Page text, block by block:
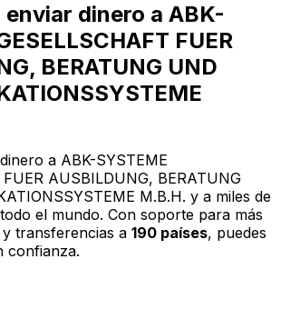
dinero a ABK-
FUER
BERATUNG UND
a ABK-SYSTEME
AUSBILDUNG, BERATUNG
M.B.H. y a miles de
el mundo. Con soporte para más
y transferencias a 190 países, puedes
confianza.